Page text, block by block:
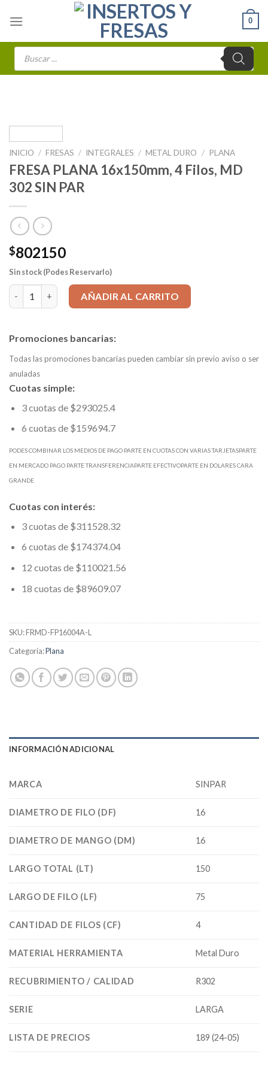
0
Búsqueda
INICIO / FRESAS / INTEGRALES / METAL DURO / PLANA
FRESA PLANA 16x150mm, 4 Filos, MD
302 SIN PAR
$802150
Sin stock (Podes Reservarlo)
FRESA PLANA 16x150mm, 4 Filos, MD 302 SIN PAR cantidad
AÑADIR AL CARRITO
Promociones bancarias:
Todas las promociones bancarias pueden cambiar sin previo aviso o ser
anuladas
Cuotas simple:
3 cuotas de $293025.4
6 cuotas de $159694.7
PODES COMBINAR LOS MEDIOS DE PAGO PARTE EN CUOTAS CON VARIAS TARJETASPARTE
EN MERCADO PAGO PARTE TRANSFERENCIAPARTE EFECTIVOPARTE EN DOLARES CARA
GRANDE
Cuotas con interés:
3 cuotas de $311528.32
6 cuotas de $174374.04
12 cuotas de $110021.56
18 cuotas de $89609.07
SKU:FRMD-FP16004A-L
Categoría:Plana
INFORMACIÓN ADICIONAL
MARCA SINPAR
DIAMETRO DE FILO (DF) 16
DIAMETRO DE MANGO (DM) 16
LARGO TOTAL (LT) 150
LARGO DE FILO (LF) 75
CANTIDAD DE FILOS (CF) 4
MATERIAL HERRAMIENTA Metal Duro
RECUBRIMIENTO / CALIDAD R302
SERIE LARGA
LISTA DE PRECIOS 189 (24-05)